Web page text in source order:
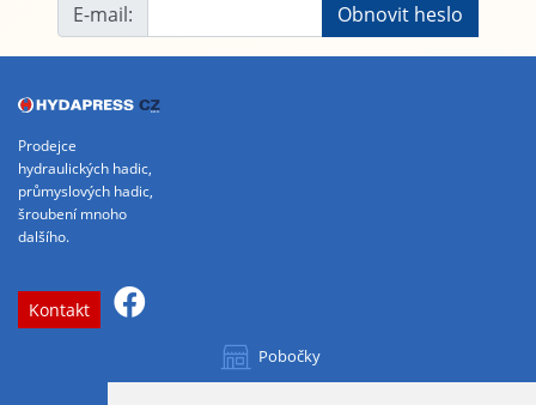
E-mail:
Prodejce
hydraulických hadic,
průmyslových hadic,
šroubení mnoho
dalšího.
Kontakt
Pobočky